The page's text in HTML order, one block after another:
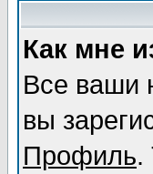
Как мне
Все ваши
вы
Профиль.